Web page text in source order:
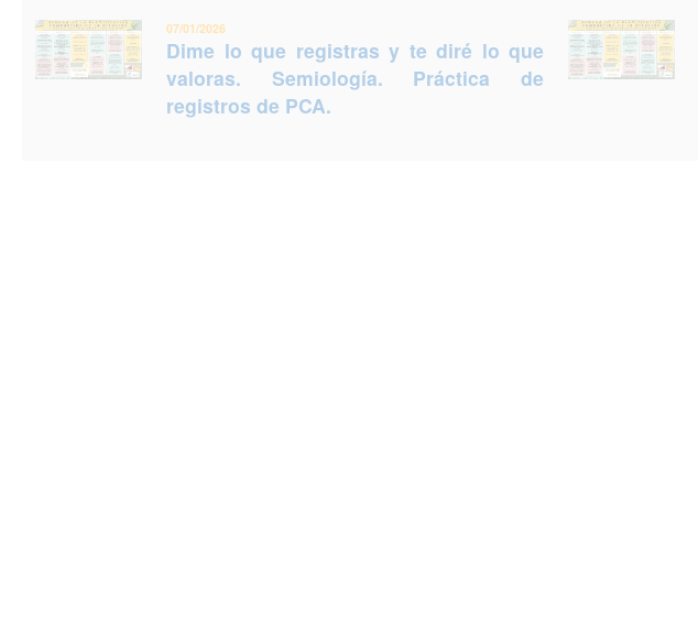
07/01/2026
Dime lo que registras y te diré lo que
valoras. Semiología. Práctica de
registros de PCA.